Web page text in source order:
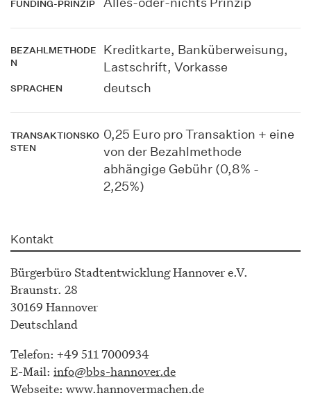
FUNDING-PRINZIP
BEZAHLMETHODE
N
Kreditkarte, Banküberweisung,
Lastschrift, Vorkasse
SPRACHEN deutsch
TRANSAKTIONSKO
STEN
0,25 Euro pro Transaktion + eine
von der Bezahlmethode
abhängige Gebühr (0,8% -
2,25%)
Kontakt
Bürgerbüro Stadtentwicklung Hannover e.V.
Braunstr. 28
30169 Hannover
Deutschland
Telefon: +49 511 7000934
E-Mail: info@bbs-hannover.de
Webseite: www.hannovermachen.de